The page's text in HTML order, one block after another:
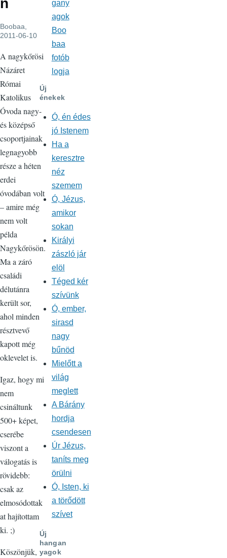
Boobaa,
2011-06-10
A nagykőrösi
Názáret
Római
Katolikus
Óvoda nagy-
és középső
csoportjainak
legnagyobb
része a héten
erdei
óvodában volt
– amire még
nem volt
példa
Nagykőrösön.
Ma a záró
családi
délutánra
került sor,
ahol minden
résztvevő
kapott még
oklevelet is.
Igaz, hogy mi
nem
csináltunk
500+ képet,
cserébe
viszont a
válogatás is
rövidebb:
csak az
elmosódottak
at hajítottam
ki. ;)
Köszönjük,
gany
agok
Boo
baa
fotób
logja
Új
énekek
Ó, én édes
jó Istenem
Ha a
keresztre
néz
szemem
Ó, Jézus,
amikor
sokan
Királyi
zászló jár
elöl
Téged kér
szívünk
Ó, ember,
sirasd
nagy
bűnöd
Mielőtt a
világ
meglett
A Bárány
hordja
csendesen
Úr Jézus,
taníts meg
örülni
Ó, Isten, ki
a törődött
szívet
Új
hangan
yagok